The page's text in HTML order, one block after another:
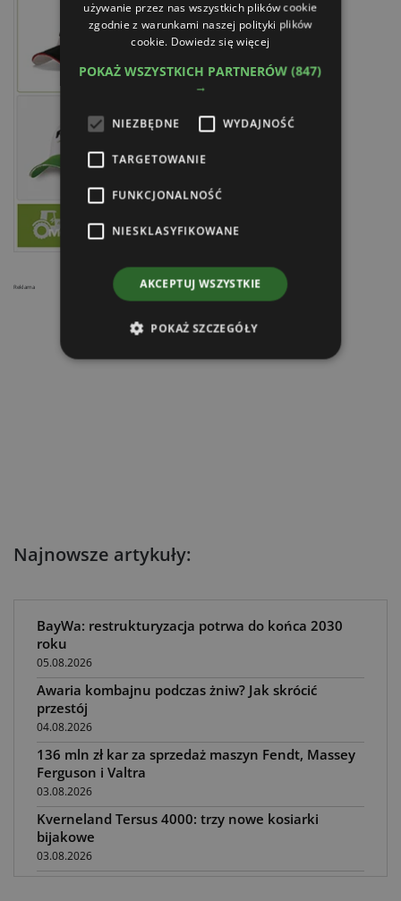
Najnowsze artykuły:
BayWa: restrukturyzacja potrwa do końca 2030
roku
05.08.2026
Awaria kombajnu podczas żniw? Jak skrócić
przestój
04.08.2026
136 mln zł kar za sprzedaż maszyn Fendt, Massey
Ferguson i Valtra
03.08.2026
Kverneland Tersus 4000: trzy nowe kosiarki
bijakowe
03.08.2026
Reklama
używanie przez nas wszystkich plików cookie
zgodnie z warunkami naszej polityki plików
cookie. Dowiedz się więcej
POKAŻ WSZYSTKICH PARTNERÓW(847)
→
NIEZBĘDNE WYDAJNOŚĆ
TARGETOWANIE
FUNKCJONALNOŚĆ
NIESKLASYFIKOWANE
AKCEPTUJ WSZYSTKIE
POKAŻ SZCZEGÓŁY